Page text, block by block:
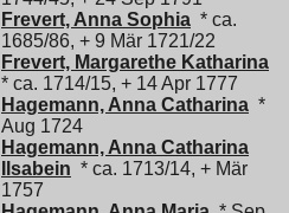
Frevert, Anna Sophia * ca.
1685/86, + 9 Mär 1721/22
Frevert, Margarethe Katharina
* ca. 1714/15, + 14 Apr 1777
Hagemann, Anna Catharina *
Aug 1724
Hagemann, Anna Catharina
Ilsabein * ca. 1713/14, + Mär
1757